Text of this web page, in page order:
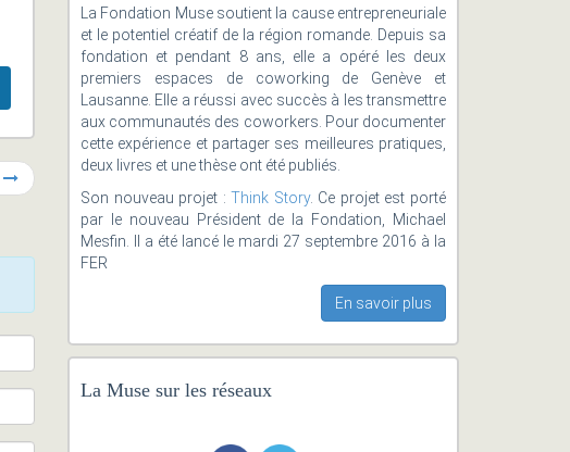
La Fondation Muse soutient la cause entrepreneuriale
et le potentiel créatif de la région romande. Depuis sa
fondation et pendant 8 ans, elle a opéré les deux
premiers espaces de coworking de Genève et
Lausanne. Elle a réussi avec succès à les transmettre
aux communautés des coworkers. Pour documenter
cette expérience et partager ses meilleures pratiques,
deux livres et une thèse ont été publiés.
Son nouveau projet :Think Story. Ce projet est porté
par le nouveau Président de la Fondation, Michael
Mesfin. Il a été lancé le mardi 27 septembre 2016 à la
FER
En savoir plus
La Muse sur les réseaux